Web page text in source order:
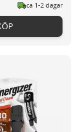
ca 1-2 dagar